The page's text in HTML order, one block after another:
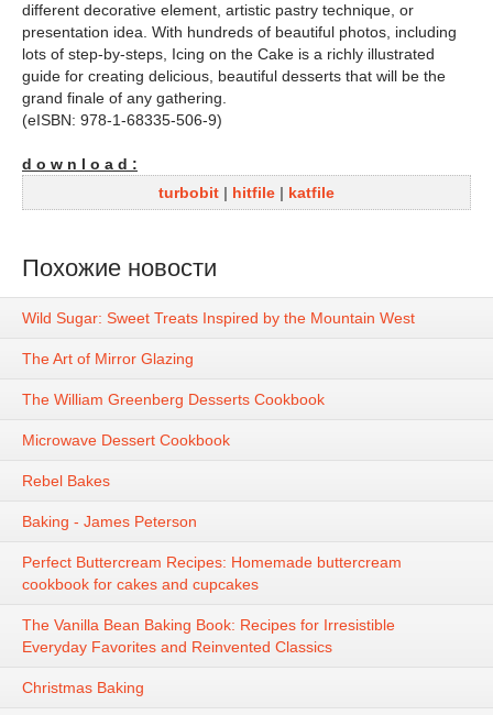
different decorative element, artistic pastry technique, or
presentation idea. With hundreds of beautiful photos, including
lots of step-by-steps, Icing on the Cake is a richly illustrated
guide for creating delicious, beautiful desserts that will be the
grand finale of any gathering.
(eISBN: 978-1-68335-506-9)
d o w n l o a d :
turbobit | hitfile | katfile
Похожие новости
Wild Sugar: Sweet Treats Inspired by the Mountain West
The Art of Mirror Glazing
The William Greenberg Desserts Cookbook
Microwave Dessert Cookbook
Rebel Bakes
Baking - James Peterson
Perfect Buttercream Recipes: Homemade buttercream
cookbook for cakes and cupcakes
The Vanilla Bean Baking Book: Recipes for Irresistible
Everyday Favorites and Reinvented Classics
Christmas Baking